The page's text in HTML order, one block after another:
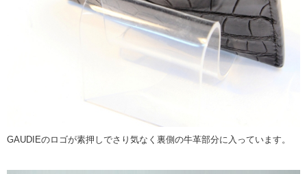
GAUDIEのロゴが素押しでさり気なく裏側の牛革部分に入っています。